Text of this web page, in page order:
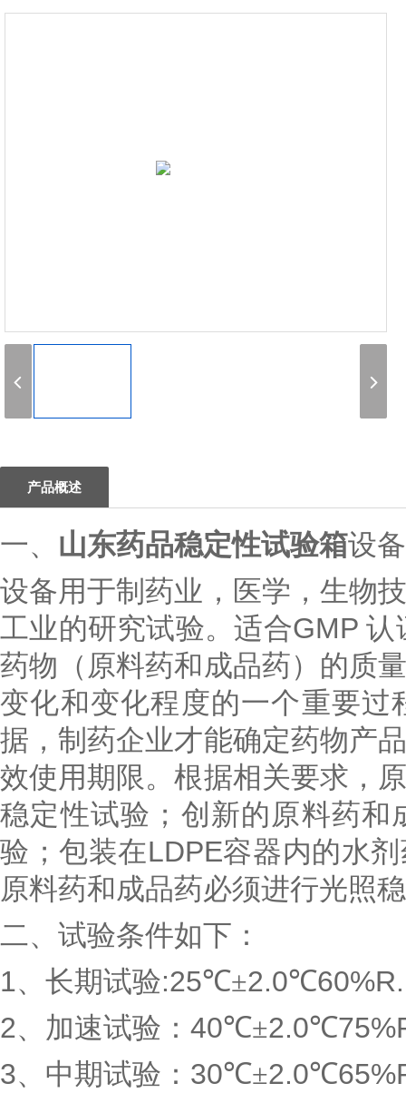
产品概述
一、 山东药品稳定性试验箱设
设备用于制药业，医学，生物
工业的研究试验。适合GMP认
药物（原料药和成品药）的质
变化和变化程度的一个重要
据，制药企业才能确定药物产
效使用期限。根据相关要求，
稳定性试验；创新的原料药
验；包装在LDPE容器内的水
原料药和成品药必须进行光照
二、试验条件如下：
1、长期试验:25℃±2.0℃
2、加速试验： 40℃±2.0℃
3、中期试验： 30℃±2.0℃